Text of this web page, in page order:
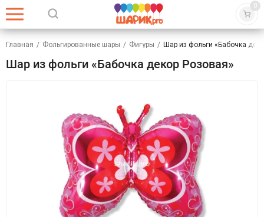
0
Главная / Фольгированные шары / Фигуры / Шар из фольги «Бабочка
Шар из фольги «Бабочка декор Розовая»